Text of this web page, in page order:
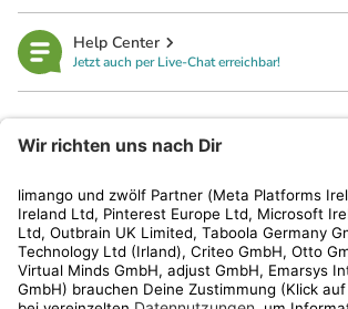
Help Center
Jetzt auch per Live-Chat erreichbar!
Kundenservice
Shop